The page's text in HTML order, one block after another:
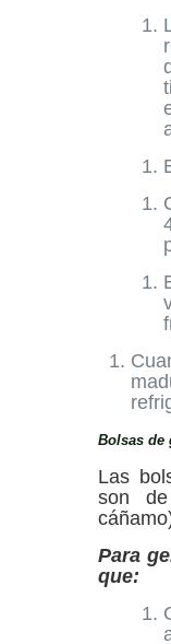
Bolsas de
Las
son
Para
que: